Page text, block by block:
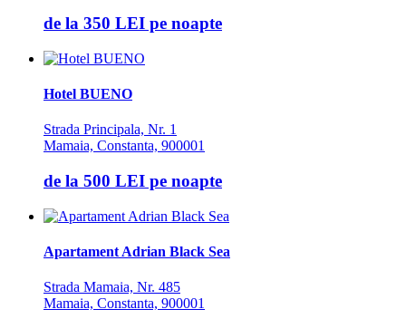
de la 350 LEI pe noapte
Hotel BUENO
Strada Principala, Nr. 1
Mamaia, Constanta, 900001
de la 500 LEI pe noapte
Apartament Adrian Black Sea
Strada Mamaia, Nr. 485
Mamaia, Constanta, 900001